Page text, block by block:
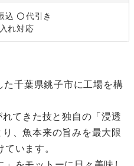
込 〇代引き
れ対応
千葉県銚子市に工場を構
てきた技と独自の「浸透
、魚本来の旨みを最大限
います。